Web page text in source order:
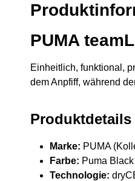
PUMA
Einheitlich, funktional,
dem Anpfiff, während
Produktdetails
Marke: PUMA
Farbe: Puma
Technologie: